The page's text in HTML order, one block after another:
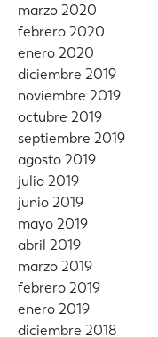
marzo 2020
febrero 2020
enero 2020
diciembre 2019
noviembre 2019
octubre 2019
septiembre 2019
agosto 2019
julio 2019
junio 2019
mayo 2019
abril 2019
marzo 2019
febrero 2019
enero 2019
diciembre 2018